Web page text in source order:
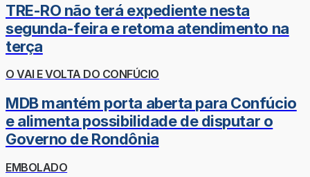
TRE-RO não terá expediente nesta
segunda-feira e retoma atendimento na
terça
O VAI E VOLTA DO CONFÚCIO
MDB mantém porta aberta para Confúcio
e alimenta possibilidade de disputar o
Governo de Rondônia
EMBOLADO